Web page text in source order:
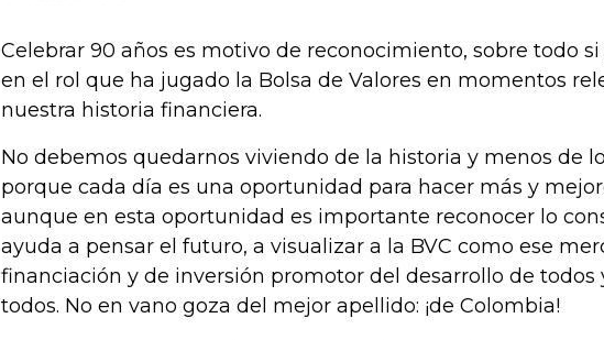
Celebrar 90 años es motivo de reconocimiento, sobre todo
en el rol que ha jugado la Bolsa de Valores en momentos
nuestra historia financiera.
No debemos quedarnos viviendo de la historia y menos de
porque cada día es una oportunidad para hacer más y
aunque en esta oportunidad es importante reconocer lo
ayuda a pensar el futuro, a visualizar a la BVC como ese
financiación y de inversión promotor del desarrollo de todos
todos. No en vano goza del mejor apellido: ¡de Colombia!